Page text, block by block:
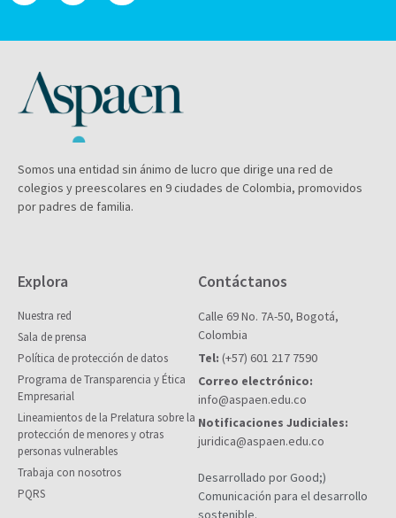
Somos una entidad sin ánimo de lucro que dirige una red de
colegios y preescolares en 9 ciudades de Colombia, promovidos
por padres de familia.
Explora
Nuestra red
Sala de prensa
Política de protección de datos
Programa de Transparencia y Ética
Empresarial
Lineamientos de la Prelatura sobre la
protección de menores y otras
personas vulnerables
Trabaja con nosotros
PQRS
Contáctanos
Calle 69 No. 7A-50, Bogotá,
Colombia
Tel: (+57) 601 217 7590
Correo electrónico:
info@aspaen.edu.co
Notificaciones Judiciales:
juridica@aspaen.edu.co
Desarrollado por Good;)
Comunicación para el desarrollo
sostenible.